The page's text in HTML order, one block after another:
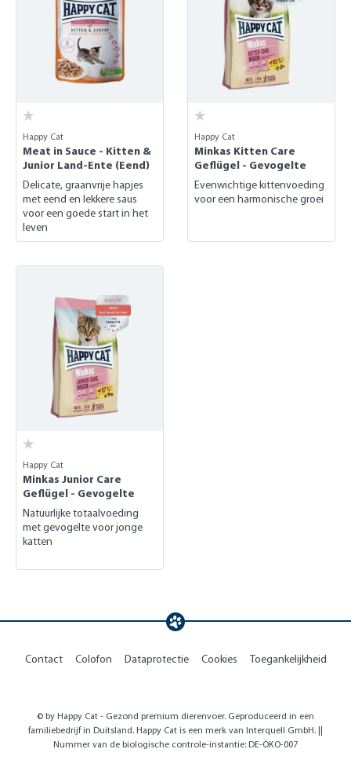
Happy Cat
Meat in Sauce - Kitten &
Junior Land-Ente (Eend)
Delicate, graanvrije hapjes
met eend en lekkere saus
voor een goede start in het
leven
Happy Cat
Minkas Kitten Care
Geflügel - Gevogelte
Evenwichtige kittenvoeding
voor een harmonische groei
Happy Cat
Minkas Junior Care
Geflügel - Gevogelte
Natuurlijke totaalvoeding
met gevogelte voor jonge
katten
Contact Colofon Dataprotectie Cookies Toegankelijkheid
© by Happy Cat - Gezond premium dierenvoer. Geproduceerd in een
familiebedrijf in Duitsland. Happy Cat is een merk van Interquell GmbH. ||
Nummer van de biologische controle-instantie: DE-ÖKO-007